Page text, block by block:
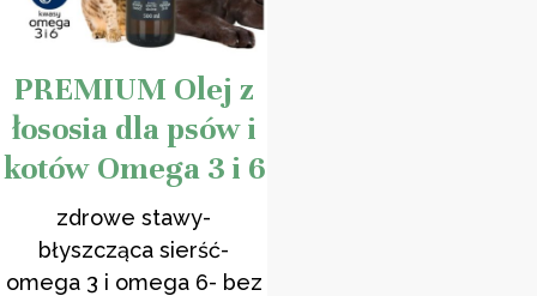
PREMIUM Olej z
łososia dla psów i
kotów Omega 3 i 6
zdrowe stawy-
błyszcząca sierść-
omega 3 i omega 6- bez